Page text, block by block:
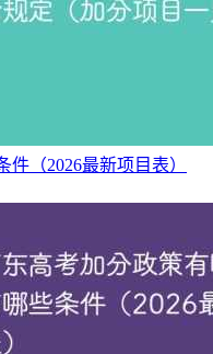
行最高年限空勤军人的子
，在航天和涉核岗位工作
志愿投档的批次，参加全
照公安部、教育部联合印
和因公牺牲伤残公安民
治〔2018〕27号）有关规
员及其子女参加全国统考
合印发的《关于做好国家
育优待工作的通知》（应
出部队现役的考生、残疾
关高校投档要求的，在与
（2026最新项目表）